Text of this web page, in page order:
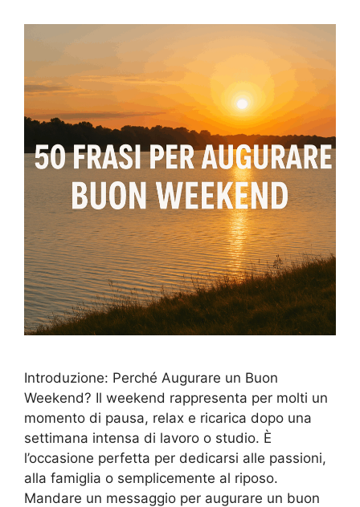
Introduzione: Perché Augurare un Buon
Weekend? Il weekend rappresenta per molti un
momento di pausa, relax e ricarica dopo una
settimana intensa di lavoro o studio. È
l’occasione perfetta per dedicarsi alle passioni,
alla famiglia o semplicemente al riposo.
Mandare un messaggio per augurare un buon